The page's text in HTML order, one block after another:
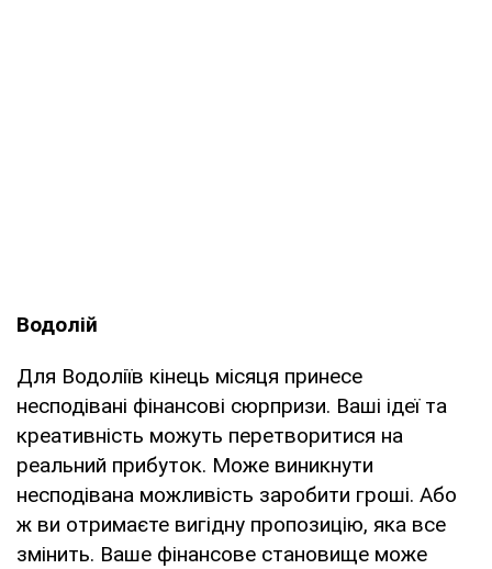
Водолій
Для Водоліїв кінець місяця принесе
несподівані фінансові сюрпризи. Ваші ідеї та
креативність можуть перетворитися на
реальний прибуток. Може виникнути
несподівана можливість заробити гроші. Або
ж ви отримаєте вигідну пропозицію, яка все
змінить. Ваше фінансове становище може